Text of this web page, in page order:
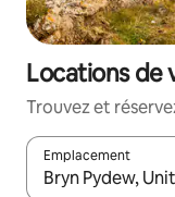
Locations de
Trouvez et
Emplacement
Quand les